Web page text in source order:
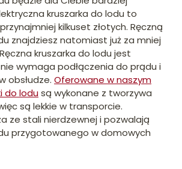
kruszarka do lodu to
kilkuset złotych. Ręczną
znajdziesz natomiast już za mniej
kruszarka do lodu jest
wymaga podłączenia do prądu i
obsłudze. Oferowane w naszym
do lodusą wykonane z tworzywa
są lekkie w transporcie.
ze stali nierdzewnej i pozwalają
przygotowanego w domowych